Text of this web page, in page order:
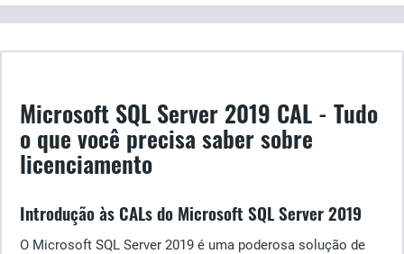
Microsoft SQL Server 2019 CAL - Tudo
o que você precisa saber sobre
licenciamento
Introdução às CALs do Microsoft SQL Server 2019
O Microsoft SQL Server 2019 é uma poderosa solução de